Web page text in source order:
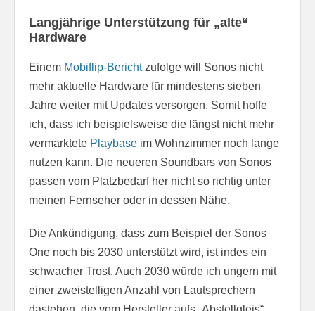
Langjährige Unterstützung für „alte“
Hardware
Einem Mobiflip-Berichtzufolge will Sonos nicht
mehr aktuelle Hardware für mindestens sieben
Jahre weiter mit Updates versorgen. Somit hoffe
ich, dass ich beispielsweise die längst nicht mehr
vermarktete Playbase im Wohnzimmer noch lange
nutzen kann. Die neueren Soundbars von Sonos
passen vom Platzbedarf her nicht so richtig unter
meinen Fernseher oder in dessen Nähe.
Die Ankündigung, dass zum Beispiel der Sonos
One noch bis 2030 unterstützt wird, ist indes ein
schwacher Trost. Auch 2030 würde ich ungern mit
einer zweistelligen Anzahl von Lautsprechern